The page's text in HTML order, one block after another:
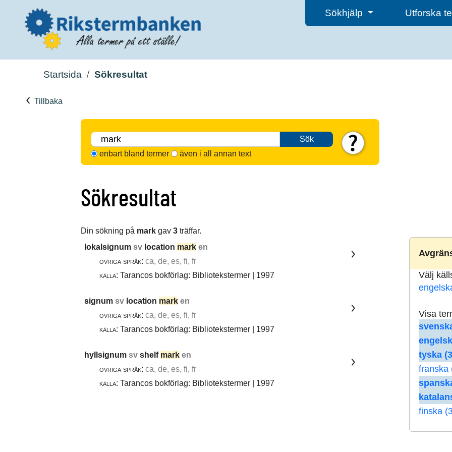
Sökhjälp Utforska
Startsida Sökresultat
Tillbaka
Sök
enbart bland termer
även i all annan text
Sökresultat
Din sökning på mark gav 3 träffar.
Välj
Visa
tyska
franska
finska
lokalsignum sv location mark en
övriga språk: ca, de, es, fi, fr
källa: Tarancos bokförlag: Bibliotekstermer | 1997
signum sv location mark en
övriga språk: ca, de, es, fi, fr
källa: Tarancos bokförlag: Bibliotekstermer | 1997
hyllsignum sv shelf mark en
övriga språk: ca, de, es, fi, fr
källa: Tarancos bokförlag: Bibliotekstermer | 1997